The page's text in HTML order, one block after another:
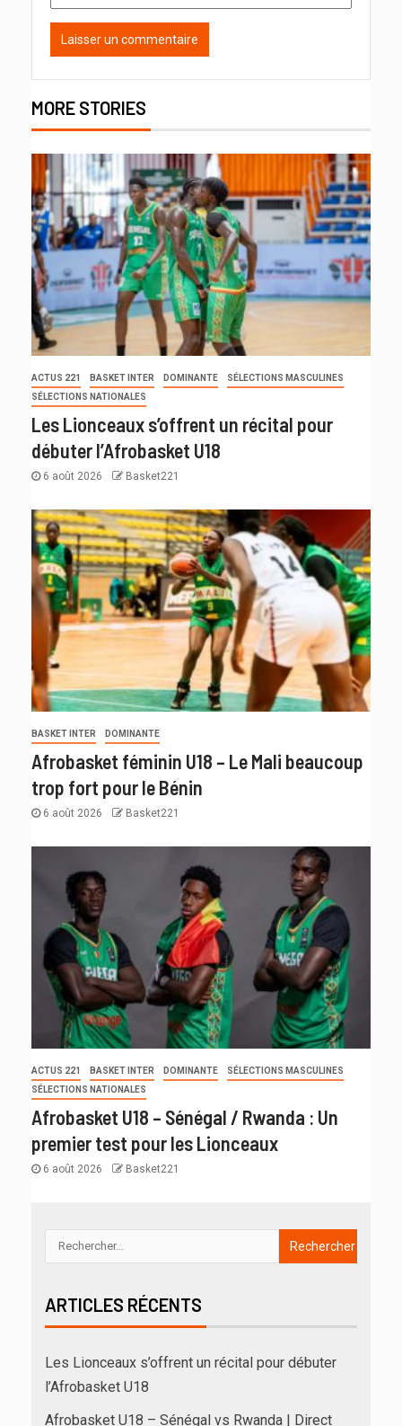
MORE STORIES
ACTUS 221 BASKET INTER DOMINANTE
SÉLECTIONS MASCULINES
SÉLECTIONS NATIONALES
Les Lionceaux s’offrent un récital pour
débuter l’Afrobasket U18
6 août 2026 Basket221
BASKET INTER DOMINANTE
Afrobasket féminin U18 – Le Mali beaucoup
trop fort pour le Bénin
6 août 2026 Basket221
ACTUS 221 BASKET INTER DOMINANTE
SÉLECTIONS MASCULINES
SÉLECTIONS NATIONALES
Afrobasket U18 – Sénégal / Rwanda : Un
premier test pour les Lionceaux
6 août 2026 Basket221
ARTICLES RÉCENTS
Les Lionceaux s’offrent un récital pour débuter
l’Afrobasket U18
Afrobasket U18 – Sénégal vs Rwanda | Direct